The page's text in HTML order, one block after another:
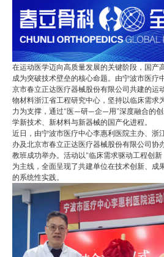
在运动医学迈向高质量发展的关键阶段，国产
成为突破技术壁垒的核心命题。由宁波市医疗
京市春立正达医疗器械股份有限公司共建的运
物材料浙江省工程研究中心，坚持以临床需求
力为支撑，通过“医—研—企—用”深度融合的
学新技术、新材料与新器械的国产化进程。
近日，由宁波市医疗中心李惠利医院主办、浙
办及北京市春立正达医疗器械股份有限公司协
教班成功举办。活动以“临床需求驱动工程创
为主线，全面呈现了共建单位在技术创新、成
的系统性实践。